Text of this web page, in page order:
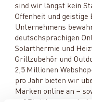
sind wir längst kein
Offenheit und geistige
Unternehmens
deutschsprachigen
Solarthermie und
Grillzubehör und
2,5 Millionen
pro Jahr bieten wir
Marken online an –